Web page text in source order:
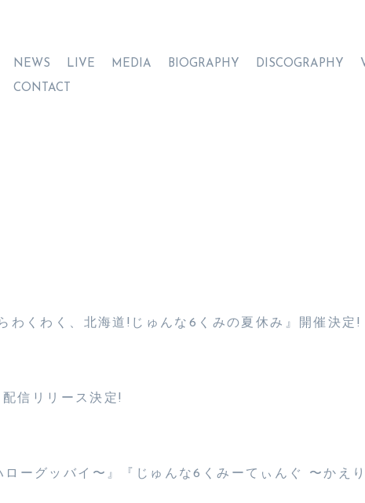
NEWS LIVE MEDIA BIOGRAPHY DISCOGRAPHY
CONTACT
わくわく、北海道!じゅんな6くみの夏休み』開催決定!
信リリース決定!
ーグッバイ〜』『じゅんな6くみーてぃんぐ 〜かえ